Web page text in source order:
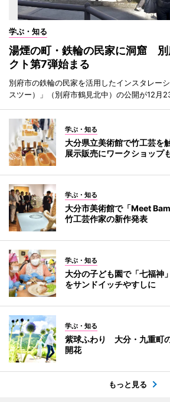
学ぶ・知る
湯煙の町・鉄輪の民家に洞窟 別
クト第7弾始まる
別府市の鉄輪の民家を活用したインスタレー
スツー）」（別府市鶴見北中）の公開が12月
学ぶ・知る
大分県立美術館で竹工芸を
展示販売にワークショップ
学ぶ・知る
大分市美術館で「Meet
竹工芸作家の新作発表
学ぶ・知る
大分の子ども園で「七福
をサンドイッチやすしに
学ぶ・知る
紫球ふわり 大分・九重町
開花
もっと見る